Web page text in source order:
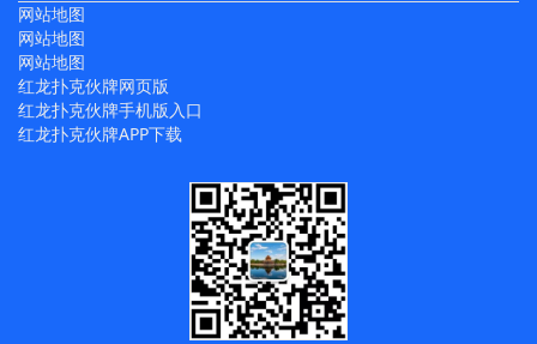
网站地图
网站地图
网站地图
红龙扑克伙牌网页版
红龙扑克伙牌手机版入口
红龙扑克伙牌APP下载